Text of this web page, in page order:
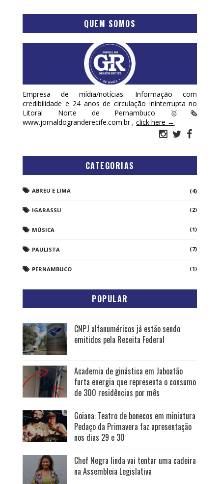
QUEM SOMOS
Empresa de mídia/notícias. Informação com
credibilidade e 24 anos de circulação ininterrupta no
Litoral Norte de Pernambuco 🥇🗞
www.jornaldogranderecife.com.br ,click here →
CATEGORIAS
ABREU E LIMA (4)
IGARASSU (2)
MÚSICA (1)
PAULISTA (7)
PERNAMBUCO (1)
POPULAR
CNPJ alfanuméricos já estão sendo
emitidos pela Receita Federal
Academia de ginástica em Jaboatão
furta energia que representa o consumo
de 300 residências por mês
Goiana: Teatro de bonecos em miniatura
Pedaço da Primavera faz apresentação
nos dias 29 e 30
Chef Negra linda vai tentar uma cadeira
na Assembleia Legislativa